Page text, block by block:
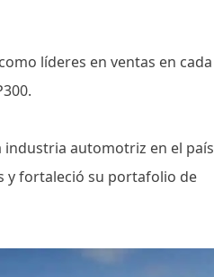
líderes en ventas en cada
industria automotriz en el país
y fortaleció su portafolio de